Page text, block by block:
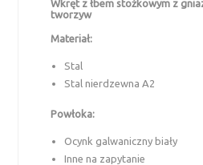
Wkręt z łbem stożkowym z
tworzyw
Materiał:
Stal
Stal nierdzewna A2
Powłoka:
Ocynk galwaniczny biały
Inne na zapytanie